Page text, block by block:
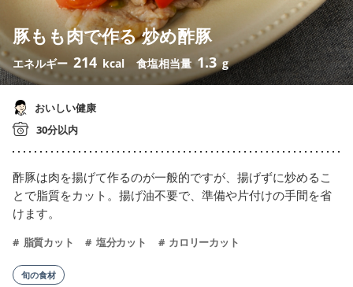
豚もも肉で作る 炒め酢豚
エネルギー 214 kcal 食塩相当量 1.3 g
おいしい健康
30分以内
酢豚は肉を揚げて作るのが一般的ですが、揚げずに炒めるこ
とで脂質をカット。揚げ油不要で、準備や片付けの手間を省
けます。
脂質カット 塩分カット カロリーカット
旬の食材